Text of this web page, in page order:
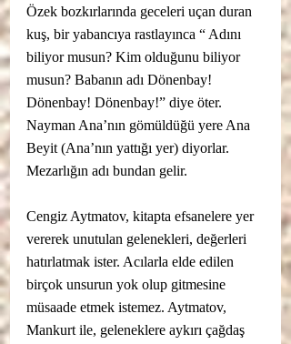
Özek bozkırlarında geceleri uçan duran
kuş, bir yabancıya rastlayınca “ Adını
biliyor musun? Kim olduğunu biliyor
musun? Babanın adı Dönenbay!
Dönenbay! Dönenbay!” diye öter.
Nayman Ana’nın gömüldüğü yere Ana
Beyit (Ana’nın yattığı yer) diyorlar.
Mezarlığın adı bundan gelir.
Cengiz Aytmatov, kitapta efsanelere yer
vererek unutulan gelenekleri, değerleri
hatırlatmak ister. Acılarla elde edilen
birçok unsurun yok olup gitmesine
müsaade etmek istemez. Aytmatov,
Mankurt ile, geleneklere aykırı çağdaş